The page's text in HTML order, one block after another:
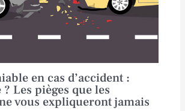
en cas d’accident :
Les pièges que les
vous expliqueront jamais